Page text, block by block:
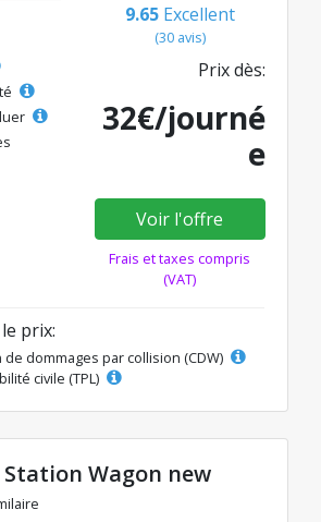
9.65 Excellent
(30 avis)
Prix dès:
32€/journé
e
Voir l'offre
Frais et taxes compris
(VAT)
prix:
dommages par collision (CDW)
civile (TPL)
Station Wagon new